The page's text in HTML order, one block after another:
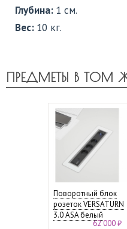
Глубина: 1 см.
Вес: 10 кг.
ПРЕДМЕТЫ В ТОМ
Поворотный блок
розеток VERSATURN
3.0 ASA белый
62 000 ₽